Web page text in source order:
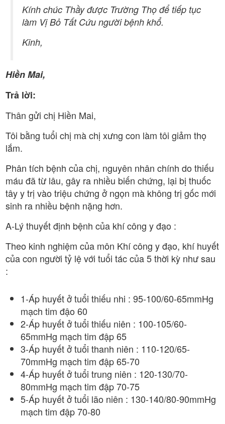
Kính chúc Thầy được Trường Thọ để tiếp tục
làm Vị Bỏ Tất Cứu người bệnh khổ.
Kinh,
Hiền Mai,
Trả lời:
Thân gửi chị Hiền Mai,
Tôi bằng tuổi chị mà chị xưng con làm tôi giảm thọ
lắm.
Phân tích bệnh của chị, nguyên nhân chính do thiếu
máu đã từ lâu, gây ra nhiều biến chứng, lại bị thuốc
tây y trị vào triệu chứng ở ngọn mà không trị gốc mới
sinh ra nhiều bệnh nặng hơn.
A-Lý thuyết định bệnh của khí công y đạo :
Theo kinh nghiệm của môn Khí công y đạo, khí huyết
của con người tỷ lệ với tuổi tác của 5 thời kỳ như sau
:
1-Áp huyết ở tuổi thiếu nhi : 95-100/60-65mmHg
mạch tim đậo 60
2-Áp huyết ở tuổi thiếu niên : 100-105/60-
65mmHg mạch tim đập 65
3-Áp huyết ở tuổi thanh niên : 110-120/65-
70mmHg mạch tim đập 65-70
4-Áp huyết ở tuổi trung niên : 120-130/70-
80mmHg mạch tim đập 70-75
5-Áp huyết ở tuổi lão niên : 130-140/80-90mmHg
mạch tim đập 70-80